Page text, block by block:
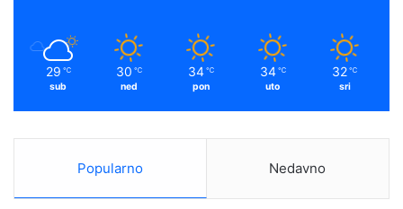
29 ℃
sub
30 ℃
ned
34 ℃
pon
34 ℃
uto
32 ℃
sri
Popularno Nedavno